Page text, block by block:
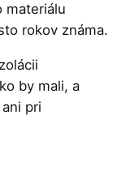
materiálu
rokov známa.
by mali, a
pri